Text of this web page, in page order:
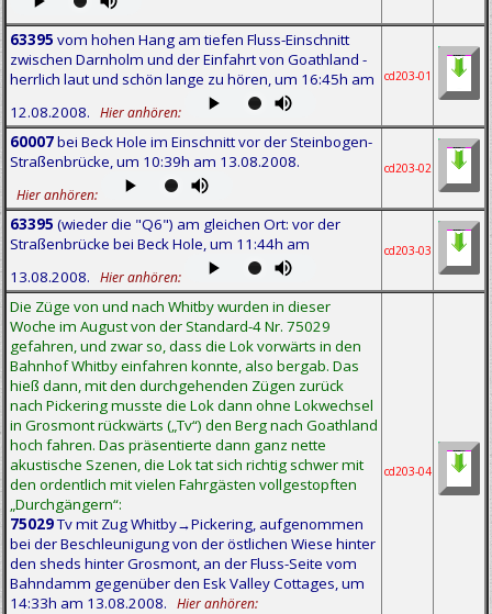
63395 vom hohen Hang am tiefen Fluss-Einschnitt
zwischen Darnholm und der Einfahrt von Goathland -
herrlich laut und schön lange zu hören, um 16:45h am
12.08.2008.
Hier anhören:
cd203-01
60007bei Beck Hole im Einschnitt vor der Steinbogen-
Straßenbrücke, um 10:39h am 13.08.2008.
Hier anhören:
cd203-02
63395 (wieder die "Q6") am gleichen Ort: vor der
Straßenbrücke bei Beck Hole, um 11:44h am
13.08.2008.
Hier anhören:
cd203-03
Die Züge von und nach Whitby wurden in dieser
Woche im August von der Standard-4 Nr. 75029
gefahren, und zwar so, dass die Lok vorwärts in den
Bahnhof Whitby einfahren konnte, also bergab. Das
hieß dann, mit den durchgehenden Zügen zurück
nach Pickering musste die Lok dann ohne Lokwechsel
in Grosmont rückwärts („Tv“) den Berg nach Goathland
hoch fahren. Das präsentierte dann ganz nette
akustische Szenen, die Lok tat sich richtig schwer mit
den ordentlich mit vielen Fahrgästen vollgestopften
„Durchgängern“:
75029Tv mit Zug Whitby→Pickering, aufgenommen
bei der Beschleunigung von der östlichen Wiese hinter
den sheds hinter Grosmont, an der Fluss-Seite vom
Bahndamm gegenüber den Esk Valley Cottages, um
14:33h am 13.08.2008.
Hier anhören:
cd203-04